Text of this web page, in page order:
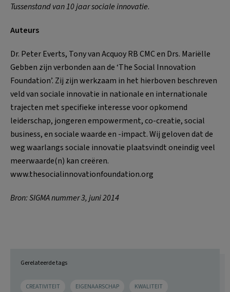
Tussenstand van 10 jaar sociale innovatie.
Auteurs
Dr. Peter Everts, Tony van Acquoy RB CMC en Drs. Mariëlle
Gebben zijn verbonden aan de ‘The Social Innovation
Foundation’. Zij zijn werkzaam in het hierboven beschreven
veld van sociale innovatie in nationale en internationale
trajecten met specifieke interesse voor opkomend
leiderschap, jongeren empowerment, co-creatie, social
business, en sociale waarde en -impact. Wij geloven dat de
weg waarlangs sociale innovatie plaatsvindt oneindig veel
meerwaarde(n) kan creëren.
www.thesocialinnovationfoundation.org
Bron:SIGMA nummer 3, juni 2014
Gerelateerde tags
CREATIVITEIT EIGENAARSCHAP KWALITEIT